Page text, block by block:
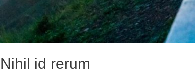
Nihil id rerum